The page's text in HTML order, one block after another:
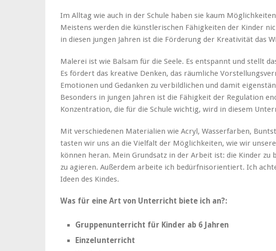
Im Alltag wie auch in der Schule haben sie kaum
Meistens werden die künstlerischen Fähigkeiten der Kinder
in diesen jungen Jahren ist die Förderung der Kreativität das
Malerei ist wie Balsam für die Seele. Es entspannt und stellt
Es fördert das kreative Denken, das räumliche
Emotionen und Gedanken zu verbildlichen und damit
Besonders in jungen Jahren ist die Fähigkeit der Regulation
Konzentration, die für die Schule wichtig, wird in diesem
Mit verschiedenen Materialien wie Acryl, Wasserfarben,
tasten wir uns an die Vielfalt der Möglichkeiten, wie wir
können heran. Mein Grundsatz in der Arbeit ist: die Kinder zu
zu agieren. Außerdem arbeite ich bedürfnisorientiert. Ich
Ideen des Kindes.
Was für eine Art von Unterricht biete ich an?:
Gruppenunterricht für Kinder ab 6 Jahren
Einzelunterricht